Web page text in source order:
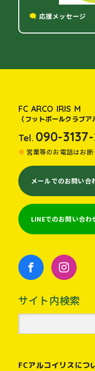
応援メッセージ
FC ARCO IRIS M
（フットボールクラブア
Tel. 090-
営業等のお電話はお
メールでのお問い合
LINEでのお問い合わ
サイト内検索
FCアルコイリスにつ